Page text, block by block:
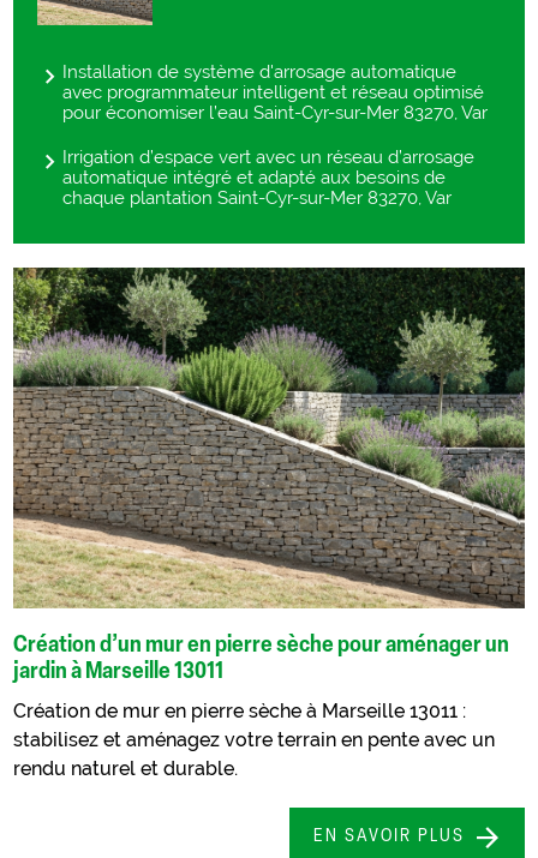
Installation de système d'arrosage automatique
avec programmateur intelligent et réseau optimisé
pour économiser l’eau Saint-Cyr-sur-Mer 83270, Var
Irrigation d’espace vert avec un réseau d’arrosage
automatique intégré et adapté aux besoins de
chaque plantation Saint-Cyr-sur-Mer 83270, Var
Création d’un mur en pierre sèche pour aménager un
jardin à Marseille 13011
Création de mur en pierre sèche à Marseille 13011 :
stabilisez et aménagez votre terrain en pente avec un
rendu naturel et durable.
EN SAVOIR PLUS